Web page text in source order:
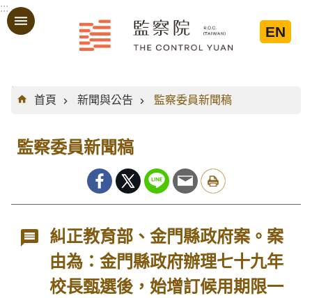
跳到主要內容區塊
:::
EN
:::
首頁
新聞與公告 監察委員新聞稿
監察委員新聞稿
糾正教育部、金門縣政府案。案
由為：金門縣政府辦理七十九年
校長甄選後，始增訂候用期限一